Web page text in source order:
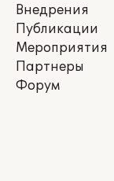
Внедрения
Публикации
Мероприятия
Партнеры
Форум